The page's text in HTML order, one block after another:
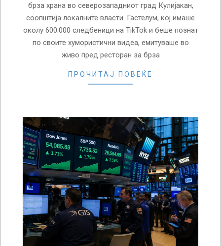
брза храна во северозападниот град Кулијакан,
соопштија локалните власти. Гастелум, кој имаше
околу 600.000 следбеници на TikTok и беше познат
по своите хумористични видеа, емитуваше во
живо пред ресторан за брза
ПРОЧИТАЈ ПОВЕЌЕ